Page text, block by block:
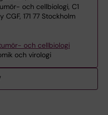
och cellbiologi, C1
171 77 Stockholm
och cellbiologi
och virologi